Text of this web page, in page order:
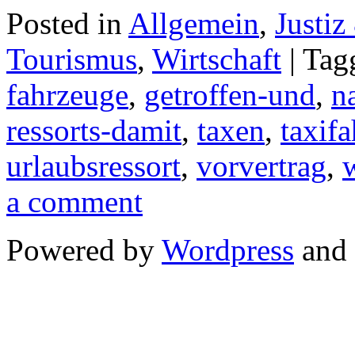
Posted in Allgemein,
Tourismus, Wirtschaft |
fahrzeuge, getroffen-und,
ressorts-damit, taxen,
urlaubsressort, vorvertrag,
a comment
Powered by Wordpress and